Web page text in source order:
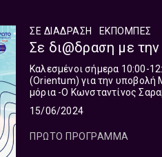
ΣΕ ΔΙΑΔΡΑΣΗ ΕΚΠΟΜΠΈΣ
Σε δι@δραση με
Καλεσμένοι σήμερα 10:00-12:00 : -Ο Σπύρος Μιχαλούλης, Σύμβουλος
(Orientum) για την υποβολή
μόρια -Ο Κωνσταντίνος Σαραβάκος, Συντονιστής Ερευνητικών Προγραμμάτων στο Κέντρο
15/06/2024
ΠΡΩΤΟ ΠΡΟΓΡΑΜΜΑ